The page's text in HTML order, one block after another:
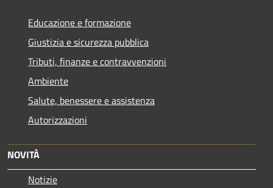
Educazione e formazione
Giustizia e sicurezza pubblica
Tributi, finanze e contravvenzioni
Ambiente
Salute, benessere e assistenza
Autorizzazioni
NOVITÀ
Notizie